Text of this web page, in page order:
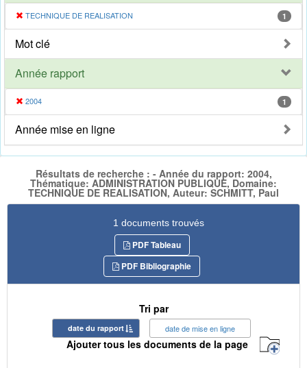
TECHNIQUE DE REALISATION 1
Mot clé
Année rapport
2004 1
Année mise en ligne
Résultats de recherche : - Année du rapport: 2004,
Thématique: ADMINISTRATION PUBLIQUE, Domaine:
TECHNIQUE DE REALISATION, Auteur: SCHMITT, Paul
1 documents trouvés
PDF Tableau
PDF Bibliographie
Tri par
date du rapport date de mise en ligne
Ajouter tous les documents de la page